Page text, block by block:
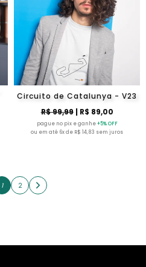
Circuito de Catalunya - V23
R$ 99,99| R$ 89,00
pague no pix e ganhe+5% OFF
ou em até 6x de R$ 14,83 sem juros
1 2